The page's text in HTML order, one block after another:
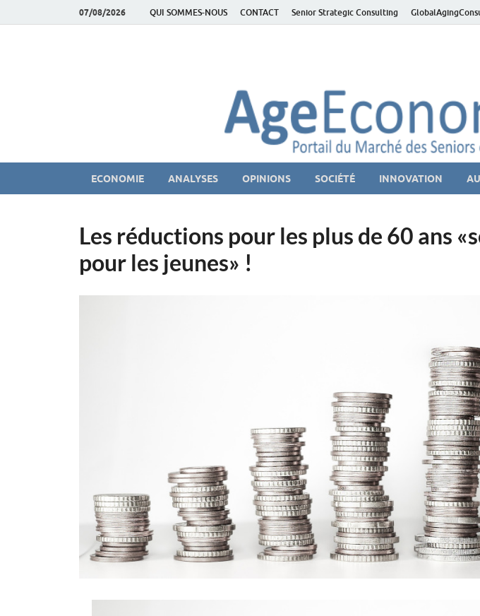
07/08/2026 QUI SOMMES-NOUS CONTACT Senior Strategic Consulting
ECONOMIE ANALYSES OPINIONS SOCIÉTÉ INNOVATION
Les réductions pour les plus de 60 ans
pour les jeunes» !